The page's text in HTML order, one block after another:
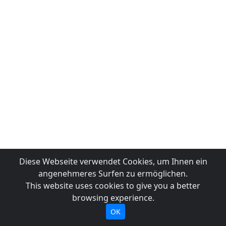
Diese Webseite verwendet Cookies, um Ihnen ein
angenehmeres Surfen zu ermöglichen.
This website uses cookies to give you a better
browsing experience.
OK